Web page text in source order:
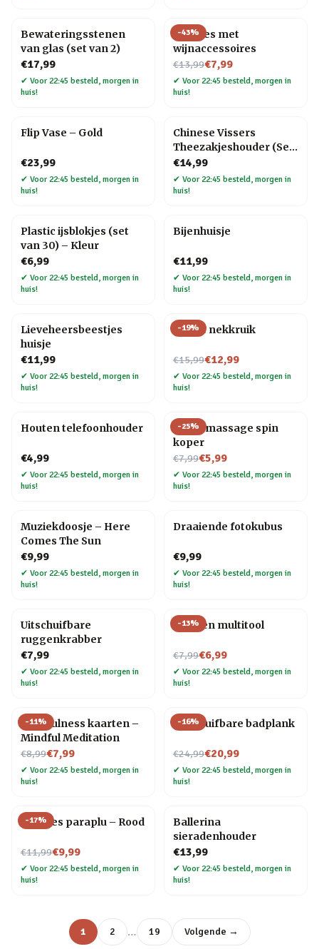
Bewateringsstenen
van glas (set van 2)
€17,99
✔ Voor 22:45 besteld, morgen in
huis!
-43%
Wijnfles met
wijnaccessoires
€13,99
Nu voor€7,99
✔ Voor 22:45 besteld, morgen in
huis!
Flip Vase – Gold
€23,99
✔ Voor 22:45 besteld, morgen in
huis!
Chinese Vissers
Theezakjeshouder (Set
Van 4)
€14,99
✔ Voor 22:45 besteld, morgen in
huis!
Plastic ijsblokjes (set
van 30) – Kleur
€6,99
✔ Voor 22:45 besteld, morgen in
huis!
Bijenhuisje
€11,99
✔ Voor 22:45 besteld, morgen in
huis!
Lieveheersbeestjes
huisje
€11,99
✔ Voor 22:45 besteld, morgen in
huis!
-19%
Ronde nekkruik
€15,99
Nu voor€12,99
✔ Voor 22:45 besteld, morgen in
huis!
Houten telefoonhouder
€4,99
✔ Voor 22:45 besteld, morgen in
huis!
-25%
Hoofdmassage spin
koper
€7,99
Nu voor€5,99
✔ Voor 22:45 besteld, morgen in
huis!
Muziekdoosje – Here
Comes The Sun
€9,99
✔ Voor 22:45 besteld, morgen in
huis!
Draaiende fotokubus
€9,99
✔ Voor 22:45 besteld, morgen in
huis!
Uitschuifbare
ruggenkrabber
€7,99
✔ Voor 22:45 besteld, morgen in
huis!
-13%
Kruiden multitool
€7,99
Nu voor€6,99
✔ Voor 22:45 besteld, morgen in
huis!
-11%
Mindfulness kaarten –
Mindful Meditation
€8,99
Nu voor€7,99
✔ Voor 22:45 besteld, morgen in
huis!
-16%
Uitschuifbare badplank
€24,99
Nu voor€20,99
✔ Voor 22:45 besteld, morgen in
huis!
-17%
Wijnfles paraplu – Rood
€11,99
Nu voor€9,99
✔ Voor 22:45 besteld, morgen in
huis!
Ballerina
sieradenhouder
€13,99
✔ Voor 22:45 besteld, morgen in
huis!
1 2 … 19 Volgende →